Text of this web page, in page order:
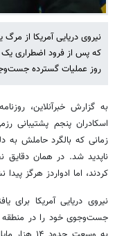
نیروی دریایی آمریکا از
که پس از فرود اضطراری یک
روز عملیات گسترده
به گزارش خبرآنلاین، روزنامه
اسکادران پنجم پشتیبانی
زمانی که بالگرد حاملش به
ناپدید شد. در همان دقایق
کردند، اما ادواردز هرگز پیدا
نیروی دریایی آمریکا برای
جست‌وجوی خود را در منطقه